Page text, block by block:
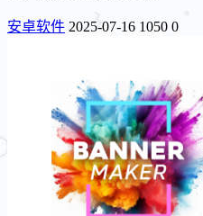
安卓软件 2025-07-16 1050 0